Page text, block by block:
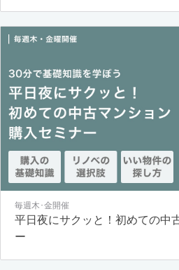
毎週木･金開催
平日夜にサクッと！初めての中
ー